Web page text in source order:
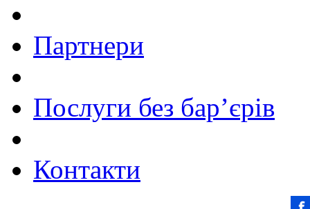
Партнери
Послуги без бар’єрів
Контакти